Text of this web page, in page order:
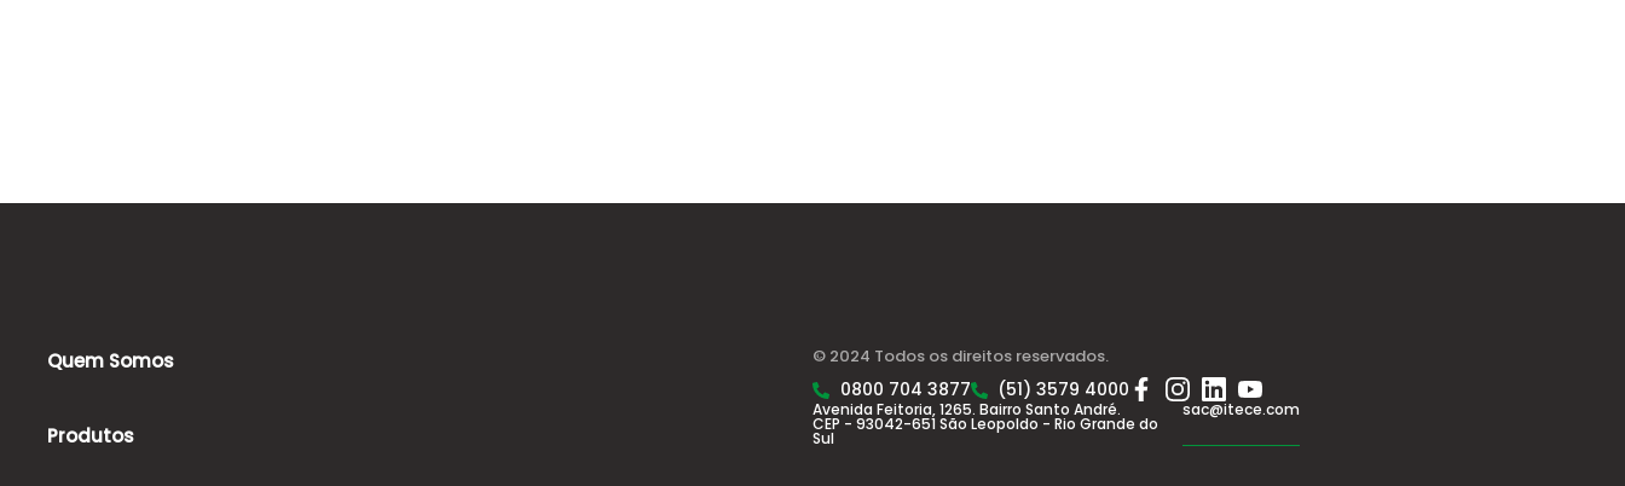
Quem Somos
Produtos
© 2024 Todos os direitos reservados.
0800 704 3877 (51) 3579 4000
Avenida Feitoria, 1265. Bairro Santo André.
CEP - 93042-651 São Leopoldo - Rio Grande do
Sul
sac@itece.com